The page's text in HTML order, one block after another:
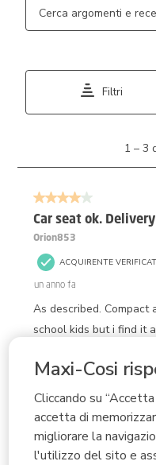
Maxi-Cosi
Cliccando su
accetta di
migliorare la
l'utilizzo del sito e
Filtri
3
recensioni.
1 – 3
4 su 5 stelle.
Car seat ok.
Orion853
ACQUIRENTE
un anno fa
As described. Compact
school kids but i find it
package was
address. This was
something that I had
package was not
rhe shop in the first